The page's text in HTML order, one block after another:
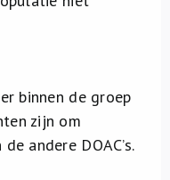
binnen de groep
zijn om
andere DOAC’s.